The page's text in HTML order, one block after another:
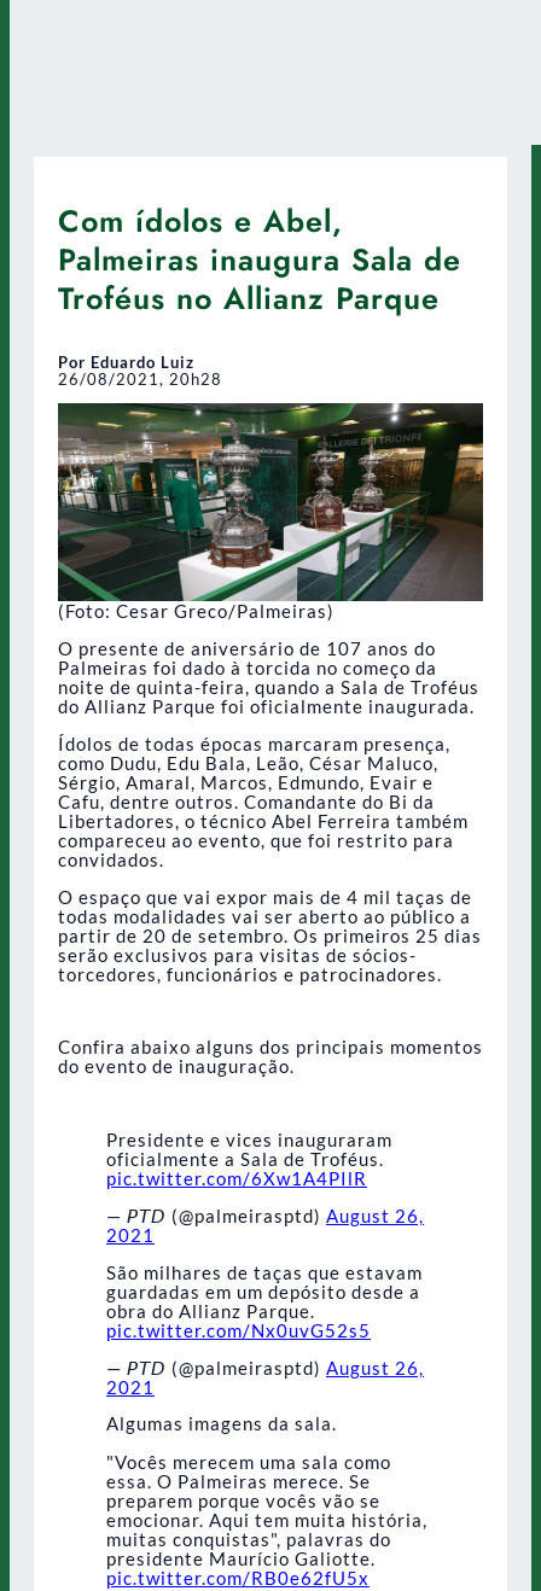
Com ídolos e Abel,
Palmeiras inaugura Sala de
Troféus no Allianz Parque
Por Eduardo Luiz
26/08/2021, 20h28
(Foto: Cesar Greco/Palmeiras)
O presente de aniversário de 107 anos do
Palmeiras foi dado à torcida no começo da
noite de quinta-feira, quando a Sala de Troféus
do Allianz Parque foi oficialmente inaugurada.
Ídolos de todas épocas marcaram presença,
como Dudu, Edu Bala, Leão, César Maluco,
Sérgio, Amaral, Marcos, Edmundo, Evair e
Cafu, dentre outros. Comandante do Bi da
Libertadores, o técnico Abel Ferreira também
compareceu ao evento, que foi restrito para
convidados.
O espaço que vai expor mais de 4 mil taças de
todas modalidades vai ser aberto ao público a
partir de 20 de setembro. Os primeiros 25 dias
serão exclusivos para visitas de sócios-
torcedores, funcionários e patrocinadores.
Confira abaixo alguns dos principais momentos
do evento de inauguração.
Presidente e vices inauguraram
oficialmente a Sala de Troféus.
pic.twitter.com/6Xw1A4PIlR
— 𝘗𝘛𝘋 (@palmeirasptd) August 26,
2021
São milhares de taças que estavam
guardadas em um depósito desde a
obra do Allianz Parque.
pic.twitter.com/Nx0uvG52s5
— 𝘗𝘛𝘋 (@palmeirasptd) August 26,
2021
Algumas imagens da sala.
"Vocês merecem uma sala como
essa. O Palmeiras merece. Se
preparem porque vocês vão se
emocionar. Aqui tem muita história,
muitas conquistas", palavras do
presidente Maurício Galiotte.
pic.twitter.com/RB0e62fU5x